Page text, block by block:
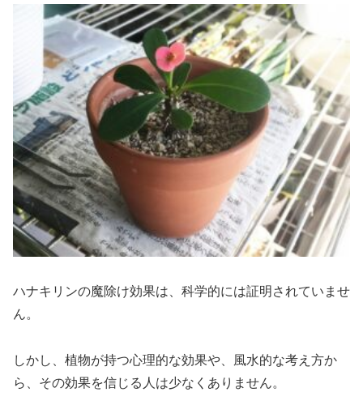
ハナキリンの魔除け効果は、科学的には証明されていませ
ん。
しかし、植物が持つ心理的な効果や、風水的な考え方か
ら、その効果を信じる人は少なくありません。